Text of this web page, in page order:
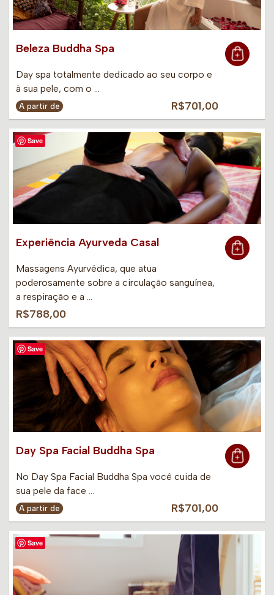
Beleza Buddha Spa
Day spa totalmente dedicado ao seu corpo e
à sua pele, com o …
A partir de R$701,00
Save
Experiência Ayurveda Casal
Massagens Ayurvédica, que atua
poderosamente sobre a circulação sanguínea,
a respiração e a …
R$788,00
Save
Day Spa Facial Buddha Spa
No Day Spa Facial Buddha Spa você cuida de
sua pele da face …
A partir de R$701,00
Save